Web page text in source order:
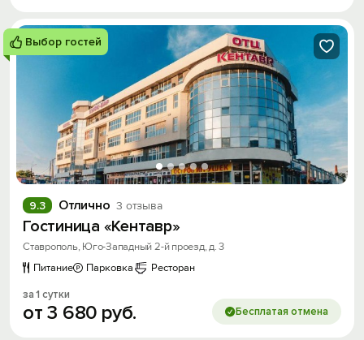
Выбор гостей
Отлично 3 отзыва
9.3
Гостиница «Кентавр»
Ставрополь, Юго-Западный 2-й проезд, д. 3
Питание
Парковка Ресторан
за 1 сутки
от3 680 руб. Бесплатая отмена